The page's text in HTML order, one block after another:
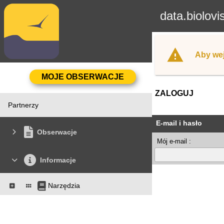
Partnerzy
Obserwacje
Informacje
Narzędzia
Aby
ZALOGUJ
E-mail i hasło
Mój e-mail :